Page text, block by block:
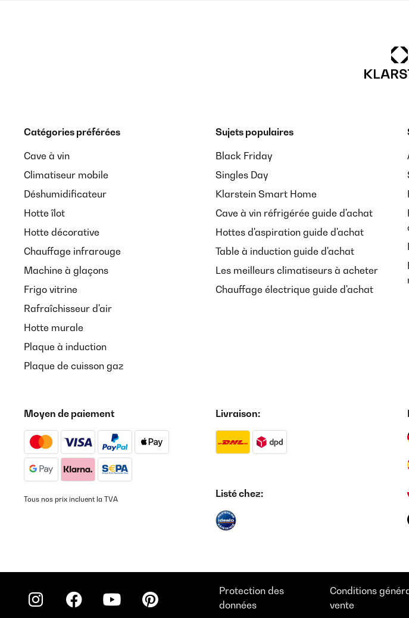
Catégories préférées
Cave à vin
Climatiseur mobile
Déshumidificateur
Hotte îlot
Hotte décorative
Chauffage infrarouge
Machine à glaçons
Frigo vitrine
Rafraîchisseur d'air
Hotte murale
Plaque à induction
Plaque de cuisson gaz
Sujets populaires
Black Friday
Singles Day
Klarstein Smart Home
Cave à vin réfrigérée guide d'achat
Hottes d'aspiration guide d'achat
Table à induction guide d'achat
Les meilleurs climatiseurs à acheter
Chauffage électrique guide d'achat
Moyen de paiement
Tous nos prix incluent la TVA
Livraison:
Listé chez:
Protection des
données
Conditions
vente